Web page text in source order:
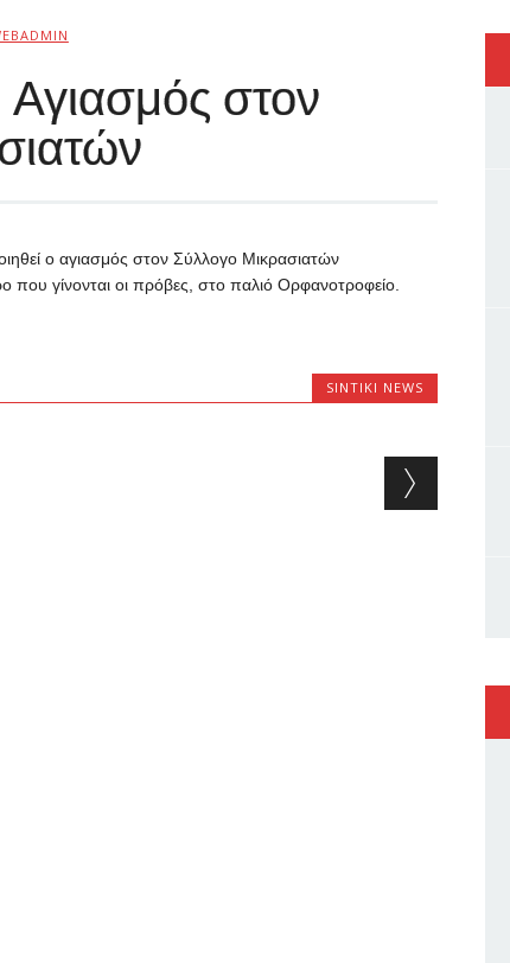
στον
ο αγιασμός στον Σύλλογο Μικρασιατών
γίνονται οι πρόβες, στο παλιό Ορφανοτροφείο.
SINTIKI NEWS